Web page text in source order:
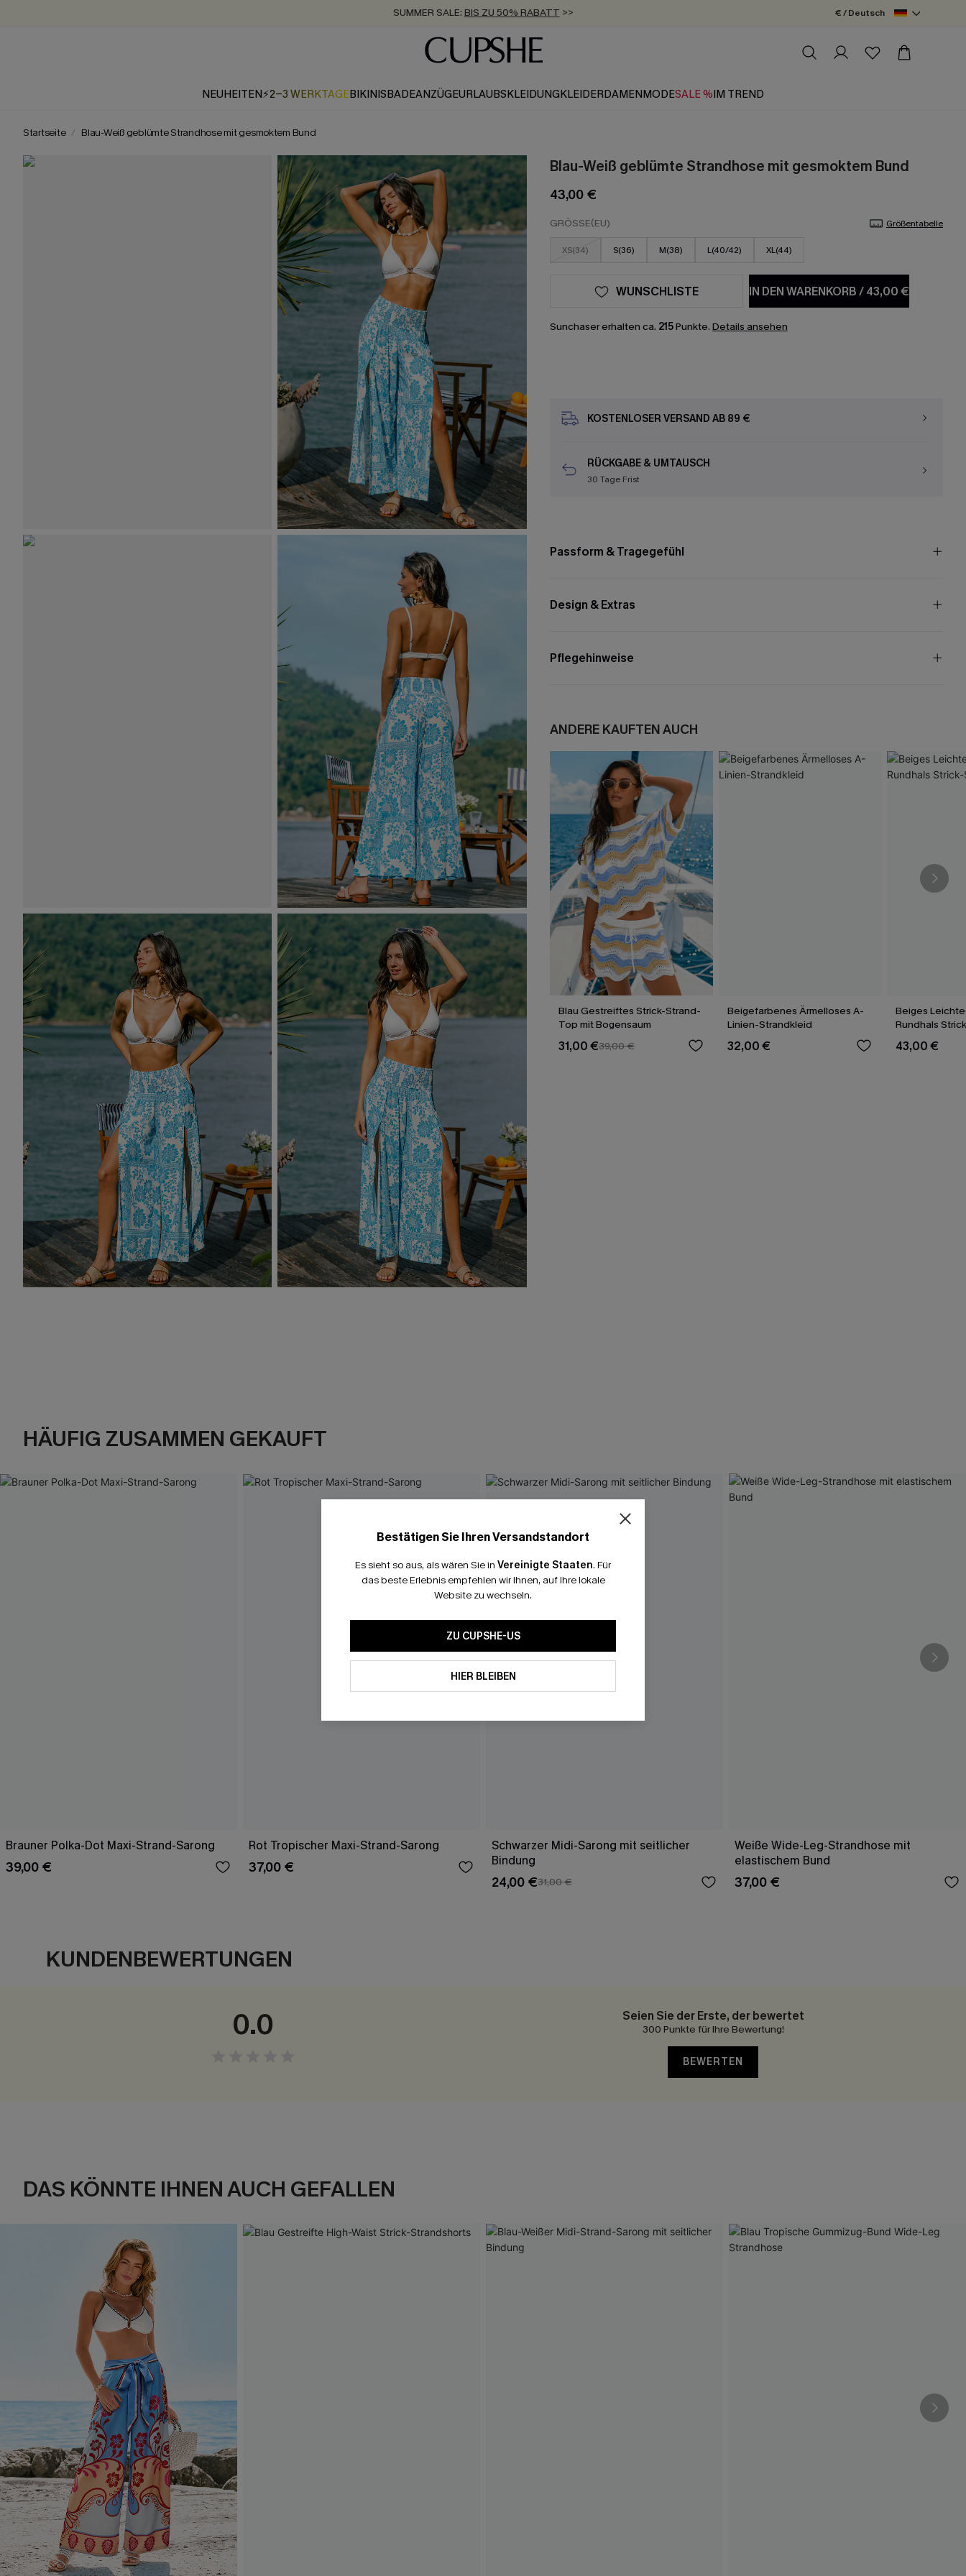
SUMMER SALE: BIS ZU 50% RABATT >>
ZUM NEWSLETTER:BIS ZU -20% EXTRA ERHALTEN
KOSTENLOSER VERSAND AB 89 €
€ / Deutsch
NEUHEITEN⚡2-3 WERKTAGEBIKINISBADEANZÜGEURLAUBSKLEIDUNGKLEIDERDAMENMODESALE %IM TREND
Startseite Blau-Weiß geblümte Strandhose mit gesmoktem Bund
Blau-Weiß geblümte Strandhose mit gesmoktem Bund
43,00 €
GRÖSSE(EU) Größentabelle
XS(34) S(36) M(38) L(40/42) XL(44)
IN DEN WARENKORB/43,00 €
WUNSCHLISTE
Sunchaser erhalten ca. 215Punkte. Details ansehen
KOSTENLOSER VERSAND AB 89 €
RÜCKGABE & UMTAUSCH
30 Tage Frist
Passform & Tragegefühl
Design & Extras
Pflegehinweise
ANDERE KAUFTEN AUCH
Blau Gestreiftes Strick-Strand-
Top mit Bogensaum
31,00 €39,00 €
Beigefarbenes Ärmelloses A-
Linien-Strandkleid
32,00 €
Beiges
Rundhals
43,00 €
HÄUFIG ZUSAMMEN GEKAUFT
Brauner Polka-Dot Maxi-Strand-Sarong
39,00 €
Rot Tropischer Maxi-Strand-Sarong
37,00 €
Schwarzer Midi-Sarong mit seitlicher
Bindung
24,00 €31,00 €
Weiße Wide-Leg-Strandhose mit
elastischem Bund
37,00 €
KUNDENBEWERTUNGEN
0.0 Seien Sie der Erste, der bewertet
300 Punkte für Ihre Bewertung!
BEWERTEN
DAS KÖNNTE IHNEN AUCH GEFALLEN
Bestätigen Sie Ihren Versandstandort
Es sieht so aus, als wären Sie in Vereinigte Staaten. Für
das beste Erlebnis empfehlen wir Ihnen, auf Ihre lokale
Website zu wechseln.
ZU CUPSHE-US
HIER BLEIBEN